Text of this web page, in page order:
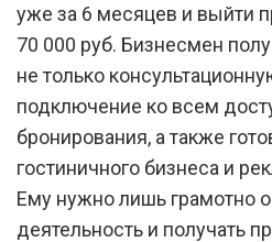
уже за 6 месяцев и выйти
70 000 руб. Бизнесмен
не только
подключение ко всем
бронирования, а также
гостиничного бизнеса и
Ему нужно лишь грамотно
деятельность и получать